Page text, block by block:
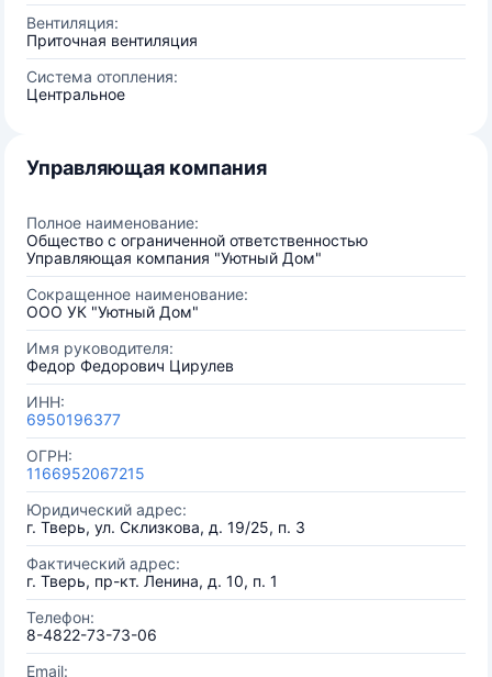
Вентиляция:
Приточная вентиляция
Система отопления:
Центральное
Управляющая компания
Полное наименование:
Общество с ограниченной ответственностью
Управляющая компания "Уютный Дом"
Сокращенное наименование:
ООО УК "Уютный Дом"
Имя руководителя:
Федор Федорович Цирулев
ИНН:
6950196377
ОГРН:
1166952067215
Юридический адрес:
г. Тверь, ул. Склизкова, д. 19/25, п. 3
Фактический адрес:
г. Тверь, пр-кт. Ленина, д. 10, п. 1
Телефон:
8-4822-73-73-06
Email: